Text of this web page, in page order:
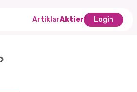
ArtiklarAktier Login